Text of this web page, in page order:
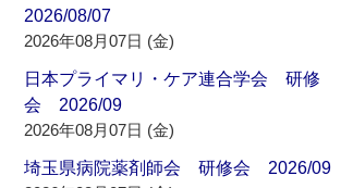
2026/08/07
2026年08月07日 (金)
日本プライマリ・ケア連合学会 研修
会 2026/09
2026年08月07日 (金)
埼玉県病院薬剤師会 研修会 2026/09